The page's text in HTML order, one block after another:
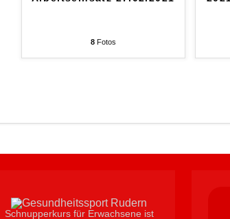
8Fotos
Schnupperkurs für Erwachsene ist